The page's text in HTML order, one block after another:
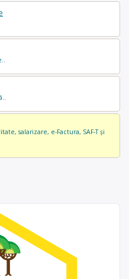
salarizare, e-Factura, SAF-T și